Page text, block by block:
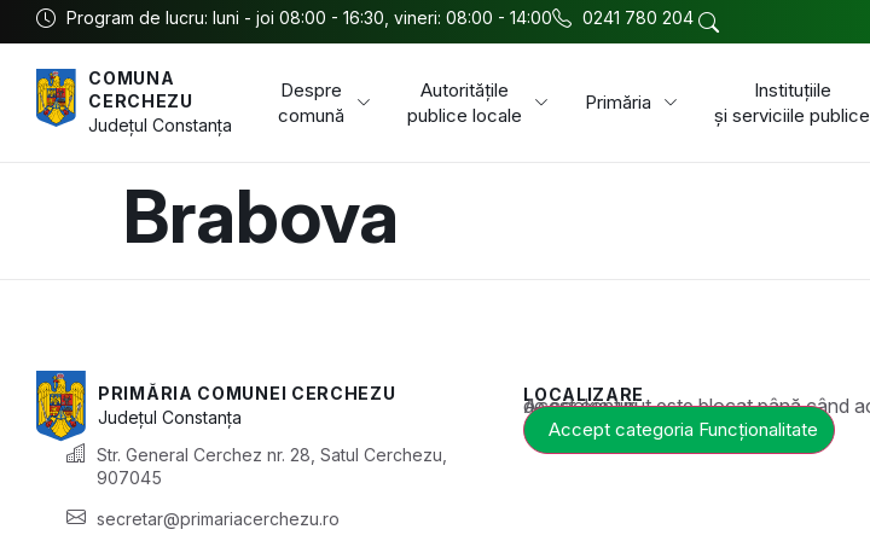
Program de lucru: luni - joi 08:00 - 16:30, vineri: 08:00 - 14:00 0241 780 204
COMUNA
CERCHEZU
JudețulConstanța
Despre
comună
Autoritățile
publice locale
Primăria
Instituțiile
și serviciile publice
Brabova
PRIMĂRIA COMUNEI CERCHEZU
JudețulConstanța
Str. General Cerchez nr. 28, Satul Cerchezu,
907045
secretar@primariacerchezu.ro
LOCALIZARE
Acest conținut este blocat până când acceptați categoria corespunzătoare de cookie-uri.
Accept categoria Funcționalitate